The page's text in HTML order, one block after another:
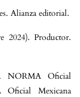
Alianza editorial.
2024). Productor.
NORMA Oficial
Oficial Mexicana